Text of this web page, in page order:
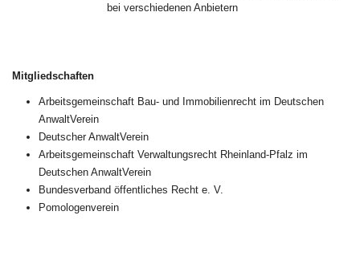
bei verschiedenen Anbietern
Mitgliedschaften
Arbeitsgemeinschaft Bau- und Immobilienrecht im Deutschen
AnwaltVerein
Deutscher AnwaltVerein
Arbeitsgemeinschaft Verwaltungsrecht Rheinland-Pfalz im
Deutschen AnwaltVerein
Bundesverband öffentliches Recht e. V.
Pomologenverein